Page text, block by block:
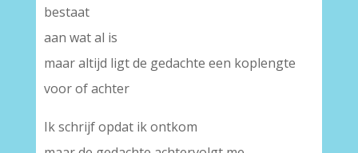
bestaat
aan wat al is
maar altijd ligt de gedachte een koplengte
voor of achter
Ik schrijf opdat ik ontkom